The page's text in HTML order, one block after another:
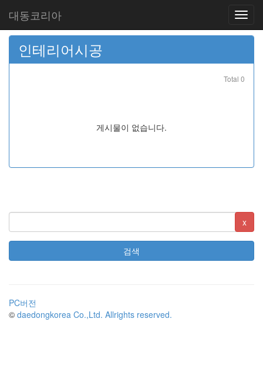
대동코리아
인테리어시공
Total 0
게시물이 없습니다.
x
검색
PC버전
© daedongkorea Co.,Ltd. Allrights reserved.